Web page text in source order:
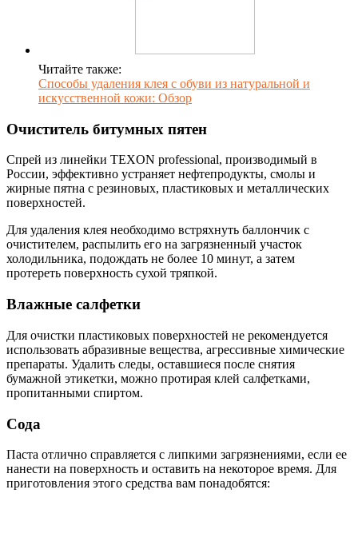
Читайте также:
Способы удаления клея с обуви из натуральной и
искусственной кожи: Обзор
Очиститель битумных пятен
Спрей из линейки TEXON professional, производимый в
России, эффективно устраняет нефтепродукты, смолы и
жирные пятна с резиновых, пластиковых и металлических
поверхностей.
Для удаления клея необходимо встряхнуть баллончик с
очистителем, распылить его на загрязненный участок
холодильника, подождать не более 10 минут, а затем
протереть поверхность сухой тряпкой.
Влажные салфетки
Для очистки пластиковых поверхностей не рекомендуется
использовать абразивные вещества, агрессивные химические
препараты. Удалить следы, оставшиеся после снятия
бумажной этикетки, можно протирая клей салфетками,
пропитанными спиртом.
Сода
Паста отлично справляется с липкими загрязнениями, если ее
нанести на поверхность и оставить на некоторое время. Для
приготовления этого средства вам понадобятся: